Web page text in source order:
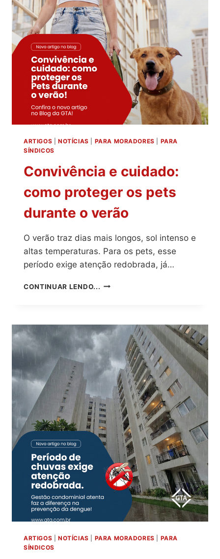
ARTIGOS NOTÍCIAS PARA MORADORES
PARA
SÍNDICOS
Convivência e cuidado:
como proteger os pets
durante o verão
O verão traz dias mais longos, sol intenso e
altas temperaturas. Para os pets, esse
período exige atenção redobrada, já…
CONTINUAR LENDO... CONVIVÊNCIA
PROTEGER
OS
DURANTE
VERÃO
ARTIGOS NOTÍCIAS PARA MORADORES
PARA
SÍNDICOS